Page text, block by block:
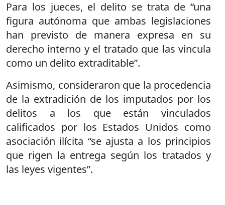
Para los jueces, el delito se trata de “una
figura autónoma que ambas legislaciones
han previsto de manera expresa en su
derecho interno y el tratado que las vincula
como un delito extraditable”.
Asimismo, consideraron que la procedencia
de la extradición de los imputados por los
delitos a los que están vinculados
calificados por los Estados Unidos como
asociación ilícita “se ajusta a los principios
que rigen la entrega según los tratados y
las leyes vigentes”.